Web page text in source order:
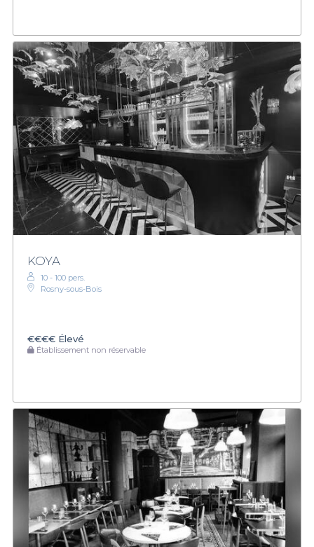
KOYA
10 - 100 pers.
Rosny-sous-Bois
€€€€ Élevé
Établissement non réservable